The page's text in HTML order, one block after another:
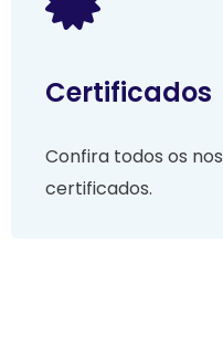
Certificados
Confira todos os
certificados.